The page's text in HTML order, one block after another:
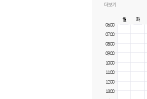
유성구 :
더보기
월 화
06:00
07:00
08:00
09:00
10:00
11:00
12:00
13:00